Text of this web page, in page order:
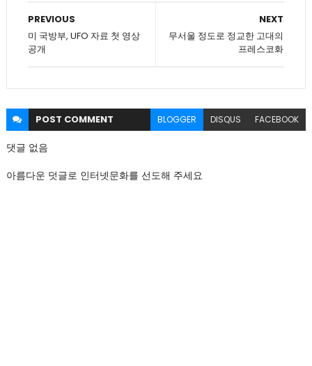
NEXT
무서울 정도로 정교한 고대의
프레스코화
PREVIOUS
미 국방부, UFO 자료 첫 영상
공개
POST COMMENT BLOGGER DISQUS FACEBOOK
댓글 없음
아름다운 덧글로 인터넷문화를 선도해 주세요